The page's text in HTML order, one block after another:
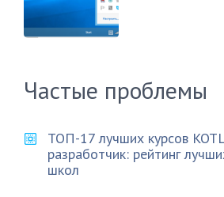
Частые проблемы
ТОП-17 лучших курсов
разработчик: рейтинг
школ